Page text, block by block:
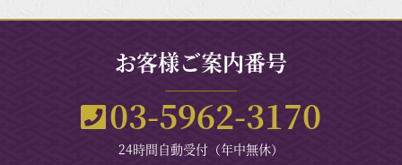
お客様ご案内番号
03-5962-3170
24時間自動受付（年中無休）